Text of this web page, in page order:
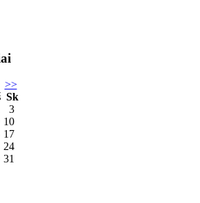
>>
Sk
3
10
17
24
31